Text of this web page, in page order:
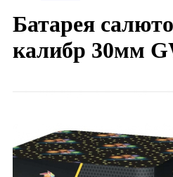
Батарея
калибр 30мм